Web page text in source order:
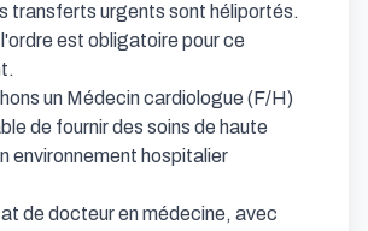
transferts urgents sont héliportés.
est obligatoire pour ce
un Médecin cardiologue (F/H)
de fournir des soins de haute
environnement hospitalier
de docteur en médecine, avec